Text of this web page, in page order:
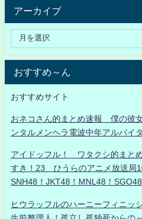
アーカイブ
おすすめ～ん
おすすめサイト
おネコさん的まとめ速報 僕の彼
ンタルメンヘラ電波中年アルバイ
アイドッフル！ ワタクシ的まと
すき！23 ひうらのアニメ放送局
SNH48！JKT48！MNL48！
ヒウラッフルのハーニーフィニッ